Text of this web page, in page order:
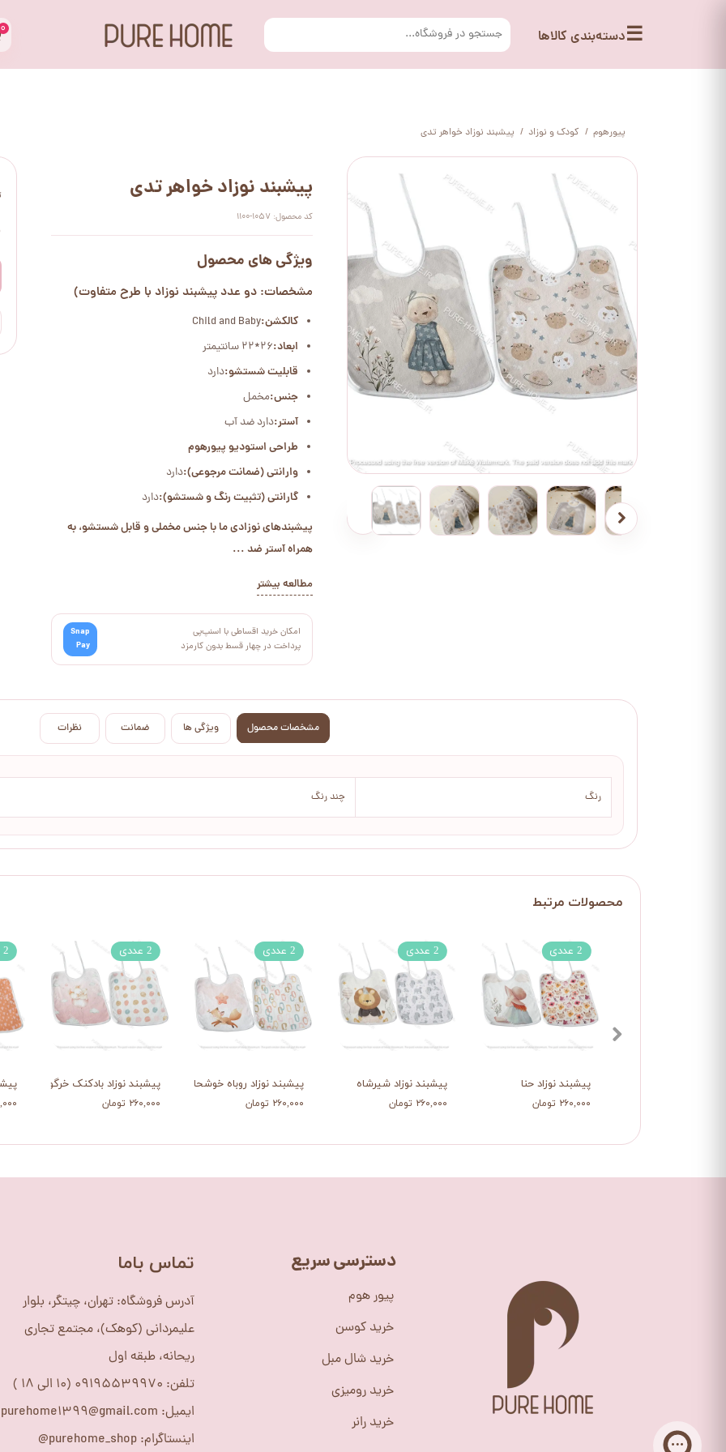
☰دسته‌بندی کالاها ۰
پیورهوم کودک و نوزاد پیشبند نوزاد خواهر تدی
پیشبند نوزاد خواهر تدی
کد محصول: 1057-1100
ویژگی های محصول
مشخصات: دو عدد پیشبند نوزاد با طرح متفاوت)
کالکشن:Child and Baby
ابعاد:26*22 سانتیمتر
قابلیت شستشو:دارد
جنس:مخمل
آستر:دارد ضد آب
طراحی استودیو پیورهوم
وارانتی (ضمانت مرجوعی):دارد
گارانتی (تثبیت رنگ و شستشو):دارد
پیشبندهای نوزادی ما با جنس مخملی و قابل شستشو، به
همراه آستر ضد ...
مطالعه بیشتر
امکان خرید اقساطی با اسنپ‌پی
پرداخت در چهار قسط بدون کارمزد
Snap
Pay
مشخصات محصول ویژگی ها ضمانت نظرات
رنگ چند رنگ
2 عددی
پیشبند نوزاد بادکنک خرگوش
۲۶۰,۰۰۰ تومان
2 عددی
پیشبند نوزاد روباه خوشحال
۲۶۰,۰۰۰ تومان
2 عددی
پیشبند نوزاد شیرشاه
۲۶۰,۰۰۰ تومان
2 عددی
پیشبند نوزاد حنا
۲۶۰,۰۰۰ تومان
2 عددی
پیور هوم
خرید کوسن
خرید شال مبل
خرید رومیزی
خرید رانر
دسترسی سریع ​تماس باما
آدرس فروشگاه: تهران، چیتگر، بلوار
علیمردانی (کوهک)، مجتمع تجاری
ریحانه، طبقه اول
تلفن: 09195539970 (10 الی 18 )
ایمیل: purehome1399@gmail.com
اینستاگرام: purehome_shop@